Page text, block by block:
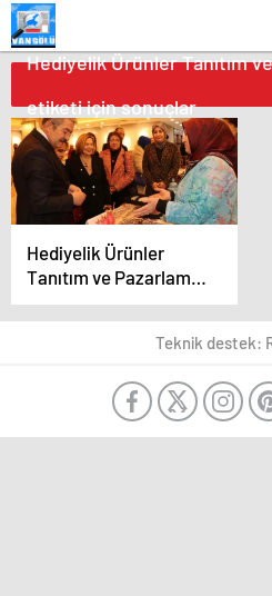
Hediyelik Ürünler Tanıtım
etiketi için sonuçlar
Hediyelik Ürünler
Tanıtım ve Pazarlama
Sergisi
Teknik destek: